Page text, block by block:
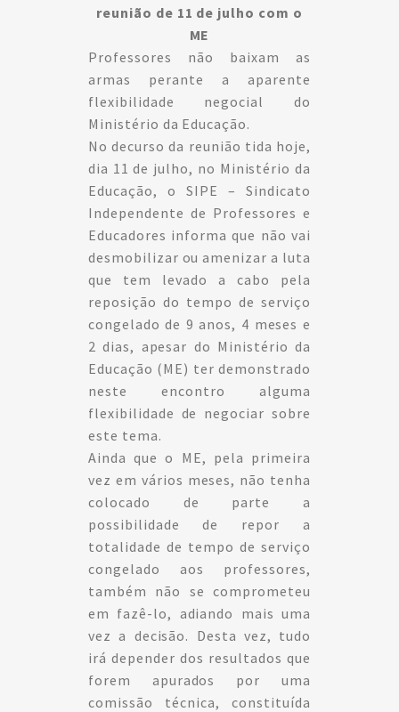
reunião de 11 de julho com o
ME
Professores não baixam as
armas perante a aparente
flexibilidade negocial do
Ministério da Educação.
No decurso da reunião tida hoje,
dia 11 de julho, no Ministério da
Educação, o SIPE – Sindicato
Independente de Professores e
Educadores informa que não vai
desmobilizar ou amenizar a luta
que tem levado a cabo pela
reposição do tempo de serviço
congelado de 9 anos, 4 meses e
2 dias, apesar do Ministério da
Educação (ME) ter demonstrado
neste encontro alguma
flexibilidade de negociar sobre
este tema.
Ainda que o ME, pela primeira
vez em vários meses, não tenha
colocado de parte a
possibilidade de repor a
totalidade de tempo de serviço
congelado aos professores,
também não se comprometeu
em fazê-lo, adiando mais uma
vez a decisão. Desta vez, tudo
irá depender dos resultados que
forem apurados por uma
comissão técnica, constituída